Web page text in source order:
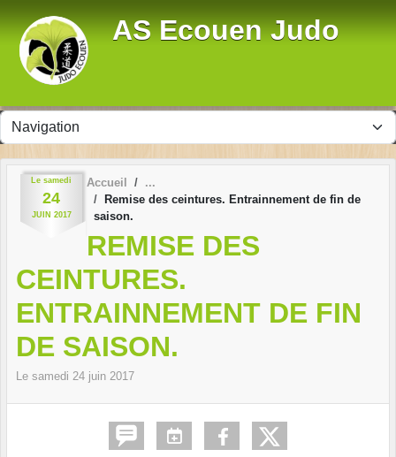
AS Ecouen Judo
Le samedi
24
JUIN 2017
Accueil
Remise des ceintures. Entrainnement de fin de
saison.
REMISE DES
CEINTURES.
ENTRAINNEMENT DE FIN
DE SAISON.
Le samedi 24 juin 2017